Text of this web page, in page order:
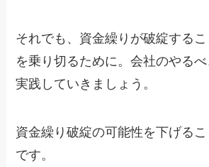
それでも、資金繰りが破綻する
を乗り切るために。会社のやる
実践していきましょう。
資金繰り破綻の可能性を下げる
です。